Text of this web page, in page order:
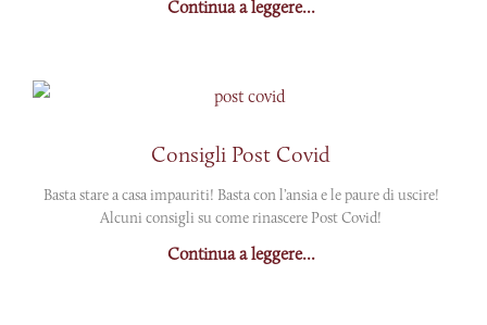
Continua a leggere...
Consigli Post Covid
Basta stare a casa impauriti! Basta con l’ansia e le paure di uscire!
Alcuni consigli su come rinascere Post Covid!
Continua a leggere...